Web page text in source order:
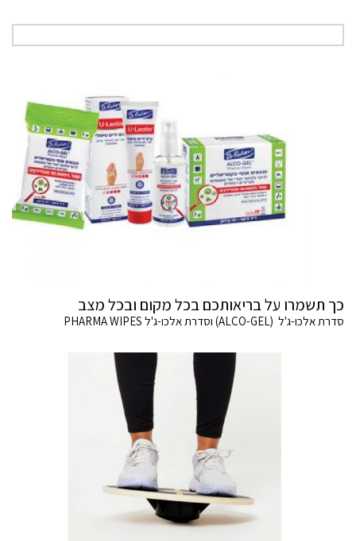
כך תשמרו על בריאותכם בכל מקום ובכל מצב
סדרת אלכו-ג'ל (ALCO-GEL) וסדרת אלכו-ג'ל PHARMA WIPES